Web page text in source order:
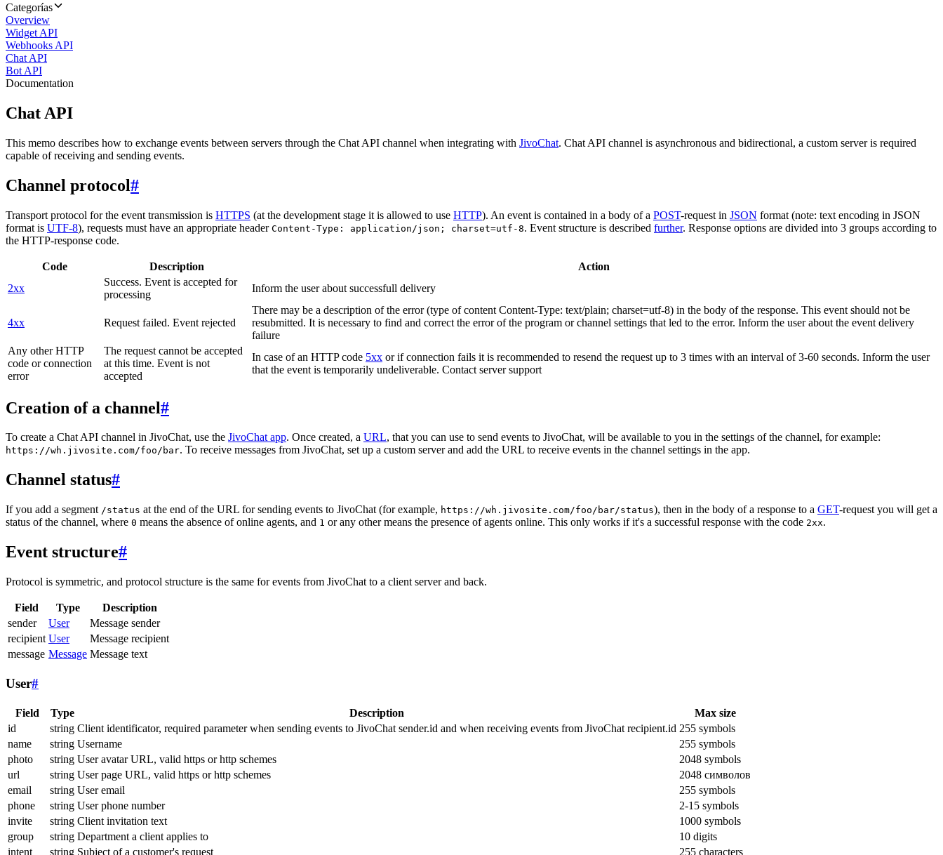
Categorías
Overview
Widget API
Webhooks API
Chat API
Bot API
Documentation
Chat API
This memo describes how to exchange events between servers through the Chat API channel when integrating with JivoChat. Chat API channel is asynchronous and bidirectional, a custom server is required
capable of receiving and sending events.
Channel protocol#
Transport protocol for the event transmission is HTTPS (at the development stage it is allowed to use HTTP). An event is contained in a body of a POST-request in JSON format (note: text encoding in JSON
format is UTF-8), requests must have an appropriate header Content-Type: application/json; charset=utf-8. Event structure is described further. Response options are divided into 3 groups according to
the HTTP-response code.
Code Description
Action
2xx
Success. Event is accepted for
processing
Inform the user about successfull delivery
4xx Request failed. Event rejected
There may be a description of the error (type of content Content-Type: text/plain; charset=utf-8) in the body of the response. This event should not be
resubmitted. It is necessary to find and correct the error of the program or channel settings that led to the error. Inform the user about the event delivery
failure
Any other HTTP
code or connection
error
The request cannot be accepted
at this time. Event is not
accepted
In case of an HTTP code 5xx or if connection fails it is recommended to resend the request up to 3 times with an interval of 3-60 seconds. Inform the user
that the event is temporarily undeliverable. Contact server support
Creation of a channel#
To create a Chat API channel in JivoChat, use the JivoChat app. Once created, a URL, that you can use to send events to JivoChat, will be available to you in the settings of the channel, for example:
https://wh.jivosite.com/foo/bar. To receive messages from JivoChat, set up a custom server and add the URL to receive events in the channel settings in the app.
Channel status#
If you add a segment /status at the end of the URL for sending events to JivoChat (for example, https://wh.jivosite.com/foo/bar/status), then in the body of a response to a GET-request you will get a
status of the channel, where 0 means the absence of online agents, and 1 or any other means the presence of agents online. This only works if it's a successful response with the code 2xx.
Event structure#
Protocol is symmetric, and protocol structure is the same for events from JivoChat to a client server and back.
Field Type
Description
sender
User
Message sender
recipient User
Message recipient
message Message Message text
User#
Field Type Description
Max size
id
string Client identificator, required parameter when sending events to JivoChat sender.id and when receiving events from JivoChat recipient.id 255 symbols
name
string Username
255 symbols
photo
string User avatar URL, valid https or http schemes
2048 symbols
url
string User page URL, valid https or http schemes
2048 символов
email
string User email
255 symbols
phone
string User phone number
2-15 symbols
invite
string Client invitation text
1000 symbols
group
string Department a client applies to
10 digits
intent
string Subject of a customer's request 255 characters